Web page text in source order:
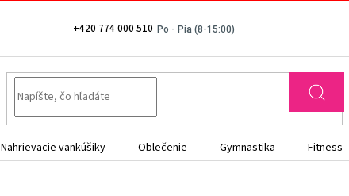
+420 774 000 510
Nahrievacie vankúšiky Oblečenie Gymnastika Fitness